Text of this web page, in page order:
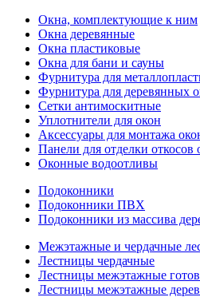
Окна, комплектующие к ним
Окна деревянные
Окна пластиковые
Окна для бани и сауны
Фурнитура для
Фурнитура для деревянных
Сетки антимоскитные
Уплотнители для окон
Аксессуары для монтажа
Панели для отделки откосов
Оконные водоотливы
Подоконники
Подоконники ПВХ
Подоконники из массива
Межэтажные и чердачные
Лестницы чердачные
Лестницы межэтажные
Лестницы межэтажные